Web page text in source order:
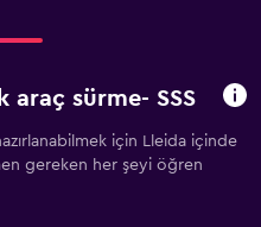
araç sürme- SSS
için Lleida içinde
gereken her şeyi öğren